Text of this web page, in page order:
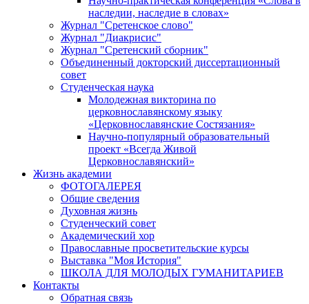
наследии, наследие в словах»
Журнал "Сретенское слово"
Журнал "Диакрисис"
Журнал "Сретенский сборник"
Объединенный докторский диссертационный
совет
Студенческая наука
Молодежная викторина по
церковнославянскому языку
«Церковнославянские Состязания»
Научно-популярный образовательный
проект «Всегда Живой
Церковнославянский»
Жизнь академии
ФОТОГАЛЕРЕЯ
Общие сведения
Духовная жизнь
Студенческий совет
Академический хор
Православные просветительские курсы
Выставка "Моя История"
ШКОЛА ДЛЯ МОЛОДЫХ ГУМАНИТАРИЕВ
Контакты
Обратная связь